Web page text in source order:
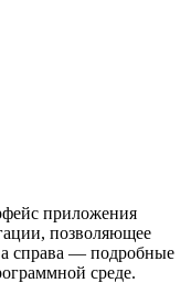
приложения
позволяющее
а справа — подробные
среде.